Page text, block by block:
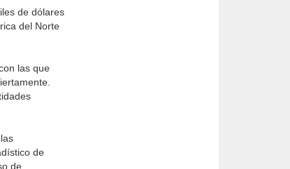
de dólares
del Norte
las que
de
de